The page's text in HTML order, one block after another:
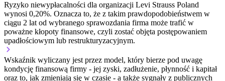
Ryzyko niewypłacalności dla organizacji Levi Strauss Poland
wynosi 0,20%. Oznacza to, że z takim prawdopodobieństwem w
ciągu 2 lat od wybranego sprawozdania firma może trafić w
poważne kłopoty finansowe, czyli zostać objęta postępowaniem
upadłościowym lub restrukturyzacyjnym.
Wskaźnik wyliczany jest przez model, który bierze pod uwagę
kondycję finansową firmy - jej zyski, zadłużenie, płynność i kapitał
oraz to, jak zmieniają się w czasie - a także sygnały z publicznych